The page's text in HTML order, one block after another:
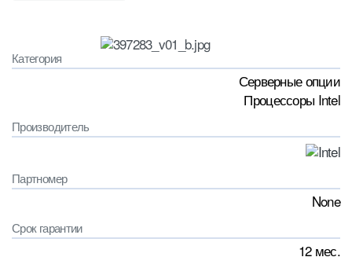
Категория
Серверные опции
Процессоры Intel
Производитель
Партномер
None
Срок гарантии
12 мес.